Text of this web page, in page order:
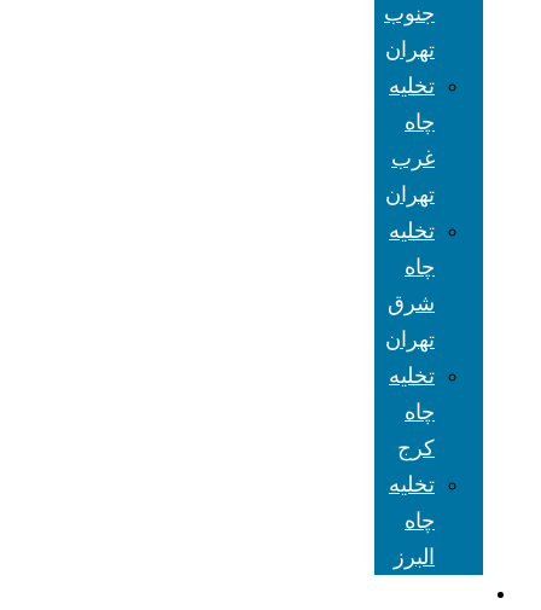
جنوب
تهران
تخلیه
چاه
غرب
تهران
تخلیه
چاه
شرق
تهران
تخلیه
چاه
کرج
تخلیه
چاه
البرز